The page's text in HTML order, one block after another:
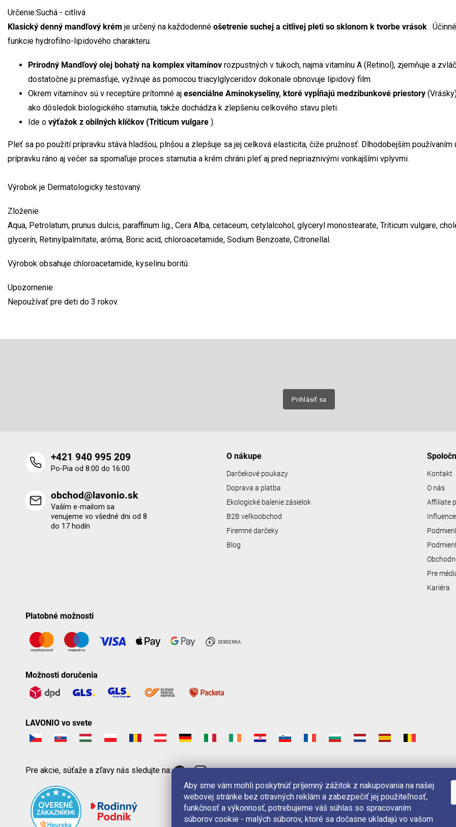
Aby sme vám mohli poskytnúť príjemný zážitok z nakupovania na našej
webovej stránke bez otravných reklám a zabezpečiť jej použiteľnosť,
funkčnosť a výkonnosť, potrebujeme váš súhlas so spracovaním
súborov cookie - malých súborov, ktoré sa dočasne ukladajú vo vašom
Určenie:Suchá - citlivá
Klasický denný mandľový krém je určený na každodenné ošetrenie suchej a citlivej pleti so sklonom k tvorbe vrások .
funkcie hydrofilno-lipidového charakteru.
Prírodný Mandľový olej bohatý na komplex vitamínov rozpustných v tukoch, najmä vitamínu A (Retinol), zjemňuje a
dostatočne ju premasťuje, vyživuje as pomocou triacylglyceridov dokonale obnovuje lipidový film.
Okrem vitamínov sú v receptúre prítomné aj esenciálne Aminokyseliny, ktoré vypĺňajú medzibunkové priestory
ako dôsledok biologického starnutia, takže dochádza k zlepšeniu celkového stavu pleti.
Ide o výťažok z obilných klíčkov (Triticum vulgare ).
Pleť sa po použití prípravku stáva hladšou, plnšou a zlepšuje sa jej celková elasticita, čiže pružnosť. Dlhodobejším používaním
prípravku ráno aj večer sa spomaľuje proces starnutia a krém chráni pleť aj pred nepriaznivými vonkajšími vplyvmi.
Výrobok je Dermatologicky testovaný.
Zloženie
Aqua, Petrolatum, prunus dulcis, paraffinum lig., Cera Alba, cetaceum, cetylalcohol, glyceryl monostearate, Triticum vulgare,
glycerín, Retinylpalmitate, aróma, Boric acid, chloroacetamide, Sodium Benzoate, Citronellal.
Výrobok obsahuje chloroacetamide, kyselinu boritú.
Upozornenie
Nepoužívať pre deti do 3 rokov.
Prihlásiť sa
+421 940 995 209
Po-Pia od 8:00 do 16:00
obchod@lavonio.sk
Vaším e-mailom sa
venujeme vo všedné dni od 8
do 17 hodín
O nákupe
Darčekové poukazy
Doprava a platba
Ekologické balenie zásielok
B2B veľkoobchod
Firemné darčeky
Blog
Kontakt
O nás
Affiliate
Pre
Kariéra
Platobné možnosti
Možnosti doručenia
LAVONIO vo svete
Pre akcie, súťaže a zľavy nás sledujte na: